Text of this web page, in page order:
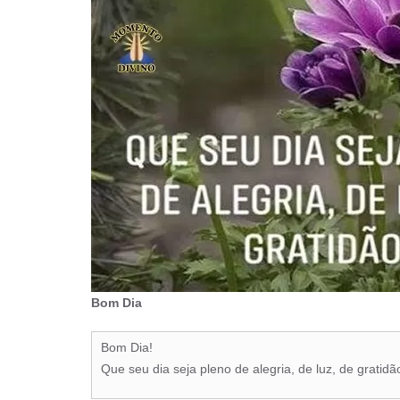
Bom Dia
Bom Dia!
Que seu dia seja pleno de alegria, de luz, de